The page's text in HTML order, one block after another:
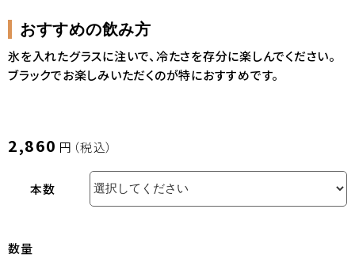
おすすめの飲み方
氷を入れたグラスに注いで、冷たさを存分に楽しんでください。
ブラックでお楽しみいただくのが特におすすめです。
2,860 円（税込）
本数
数量